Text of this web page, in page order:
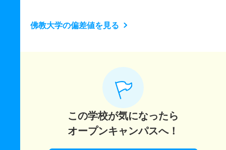
佛教大学の偏差値を見る
この学校が気になったら
オープンキャンパスへ！